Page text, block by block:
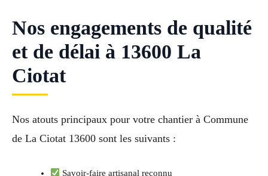
Nos engagements de qualité
et de délai à 13600 La
Ciotat
Nos atouts principaux pour votre chantier à Commune
de La Ciotat 13600 sont les suivants :
Savoir-faire artisanal reconnu